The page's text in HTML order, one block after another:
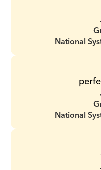
National
National